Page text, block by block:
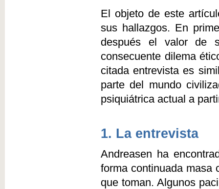
El objeto de este
sus hallazgos. En
después el valor de
consecuente dilema
citada entrevista es
parte del mundo
psiquiátrica actual a
1. La entrevista
Andreasen ha
forma continuada masa
que toman. Algunos